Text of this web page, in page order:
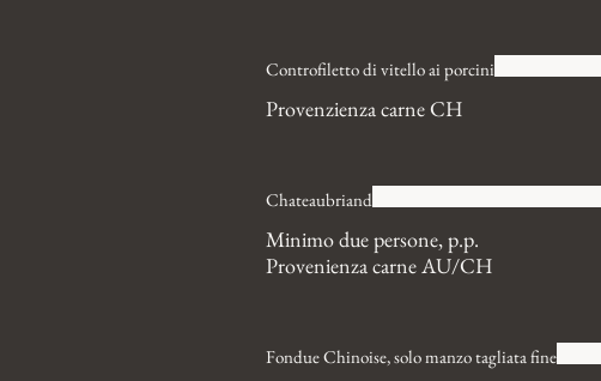
Controfiletto di vitello ai porcini
Provenzienza carne CH
Chateaubriand
Minimo due persone, p.p.
Provenienza carne AU/CH
Fondue Chinoise, solo manzo tagliata fine